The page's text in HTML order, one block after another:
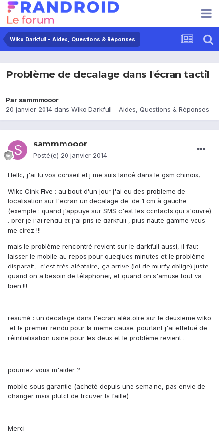
Wiko Darkfull - Aides, Questions & Réponses
Problème de decalage dans l'écran tactil
Par sammmooor
20 janvier 2014 dans Wiko Darkfull - Aides, Questions & Réponses
sammmooor
Posté(e) 20 janvier 2014
Hello, j'ai lu vos conseil et j me suis lancé dans le gsm chinois,
Wiko Cink Five : au bout d'un jour j'ai eu des probleme de
localisation sur l'ecran un decalage de de 1 cm à gauche
(exemple : quand j'appuye sur SMS c'est les contacts qui s'ouvre)
. bref je l'ai rendu et j'ai pris le darkfull , plus haute gamme vous
me direz !!!
mais le problème rencontré revient sur le darkfull aussi, il faut
laisser le mobile au repos pour queqlues minutes et le problème
disparait, c'est très aléatoire, ça arrive (loi de murfy oblige) juste
quand on a besoin de télaphoner, et quand on s'amuse tout va
bien !!!
resumé : un decalage dans l'ecran aléatoire sur le deuxieme wiko
et le premier rendu pour la meme cause. pourtant j'ai effetué de
réinitialisation usine pour les deux et le problème revient .
pourriez vous m'aider ?
mobile sous garantie (acheté depuis une semaine, pas envie de
changer mais plutot de trouver la faille)
Merci